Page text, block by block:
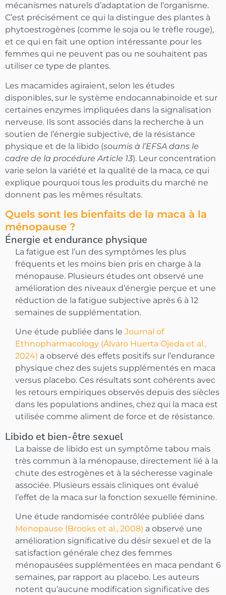
mécanismes naturels d’adaptation de l’organisme.
C’est précisément ce qui la distingue des plantes à
phytoestrogènes (comme le soja ou le trèfle rouge),
et ce qui en fait une option intéressante pour les
femmes qui ne peuvent pas ou ne souhaitent pas
utiliser ce type de plantes.
Les macamides agiraient, selon les études
disponibles, sur le système endocannabinoïde et sur
certaines enzymes impliquées dans la signalisation
nerveuse. Ils sont associés dans la recherche à un
soutien de l’énergie subjective, de la résistance
physique et de la libido (soumis à l’EFSA dans le
cadre de la procédure Article 13). Leur concentration
varie selon la variété et la qualité de la maca, ce qui
explique pourquoi tous les produits du marché ne
donnent pas les mêmes résultats.
Quels sont les bienfaits de la maca à la
ménopause ?
Énergie et endurance physique
La fatigue est l’un des symptômes les plus
fréquents et les moins bien pris en charge à la
ménopause. Plusieurs études ont observé une
amélioration des niveaux d’énergie perçue et une
réduction de la fatigue subjective après 6 à 12
semaines de supplémentation.
Une étude publiée dans le Journal of
Ethnopharmacology (Álvaro Huerta Ojeda et al.,
2024) a observé des effets positifs sur l’endurance
physique chez des sujets supplémentés en maca
versus placebo. Ces résultats sont cohérents avec
les retours empiriques observés depuis des siècles
dans les populations andines, chez qui la maca est
utilisée comme aliment de force et de résistance.
Libido et bien-être sexuel
La baisse de libido est un symptôme tabou mais
très commun à la ménopause, directement lié à la
chute des estrogènes et à la sécheresse vaginale
associée. Plusieurs essais cliniques ont évalué
l’effet de la maca sur la fonction sexuelle féminine.
Une étude randomisée contrôlée publiée dans
Menopause (Brooks et al., 2008) a observé une
amélioration significative du désir sexuel et de la
satisfaction générale chez des femmes
ménopausées supplémentées en maca pendant 6
semaines, par rapport au placebo. Les auteurs
notent qu’aucune modification significative des